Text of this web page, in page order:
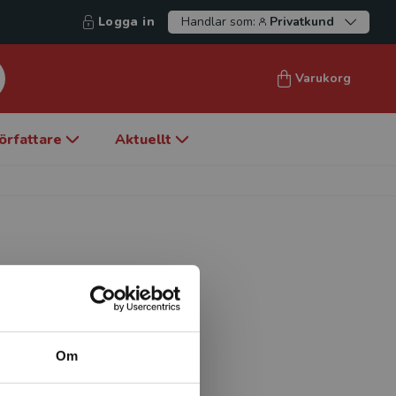
Om
Logga in Handlar som: Privatkund
Varukorg
Aktuellt
sin medicinska
och
1992 och blev medicine